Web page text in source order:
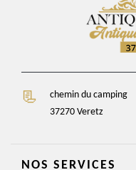
chemin du camping
37270 Veretz
NOS SERVICES